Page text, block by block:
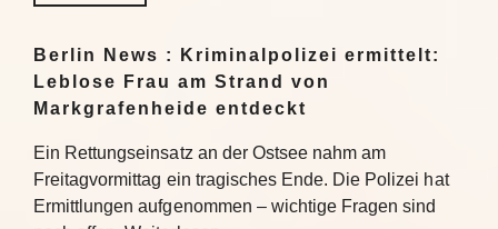
Berlin News : Kriminalpolizei ermittelt:
Leblose Frau am Strand von
Markgrafenheide entdeckt
Ein Rettungseinsatz an der Ostsee nahm am
Freitagvormittag ein tragisches Ende. Die Polizei hat
Ermittlungen aufgenommen – wichtige Fragen sind